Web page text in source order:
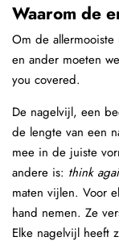
Waarom de
Om de
en ander moeten
you covered.
De nagelvijl, een
de lengte van een
mee in de juiste
andere is: think
maten vijlen. Voor
hand nemen. Ze
Elke nagelvijl heeft